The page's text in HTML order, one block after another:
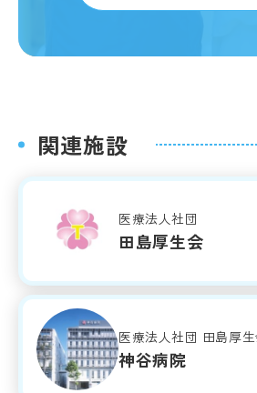
関連施設
医療法人社団
田島厚生会
医療法人社団 田島厚
神谷病院